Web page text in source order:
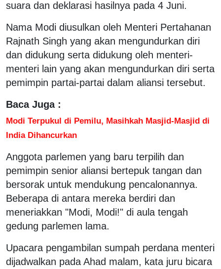
suara dan deklarasi hasilnya pada 4 Juni.
Nama Modi diusulkan oleh Menteri Pertahanan
Rajnath Singh yang akan mengundurkan diri
dan didukung serta didukung oleh menteri-
menteri lain yang akan mengundurkan diri serta
pemimpin partai-partai dalam aliansi tersebut.
Baca Juga :
Modi Terpukul di Pemilu, Masihkah Masjid-Masjid di
India Dihancurkan
Anggota parlemen yang baru terpilih dan
pemimpin senior aliansi bertepuk tangan dan
bersorak untuk mendukung pencalonannya.
Beberapa di antara mereka berdiri dan
meneriakkan "Modi, Modi!" di aula tengah
gedung parlemen lama.
Upacara pengambilan sumpah perdana menteri
dijadwalkan pada Ahad malam, kata juru bicara